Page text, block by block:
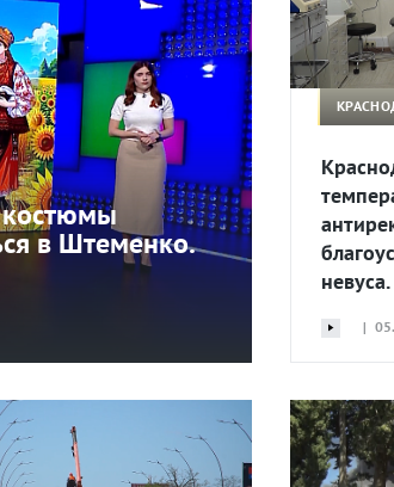
костюмы
в Штеменко.
|